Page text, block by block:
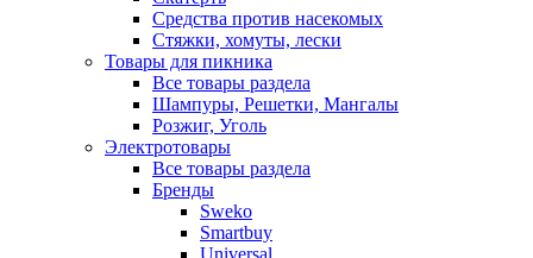
Средства против насекомых
Стяжки, хомуты, лески
Товары для пикника
Все товары раздела
Шампуры, Решетки, Мангалы
Розжиг, Уголь
Электротовары
Все товары раздела
Бренды
Sweko
Smartbuy
Universal